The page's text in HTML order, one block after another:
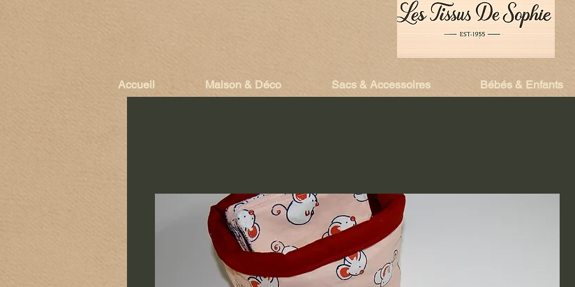
Accueil Maison & Déco Sacs & Accessoires Bébés & Enfants